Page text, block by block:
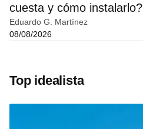
cuesta y cómo instalarlo?
Eduardo G. Martínez
08/08/2026
Top idealista